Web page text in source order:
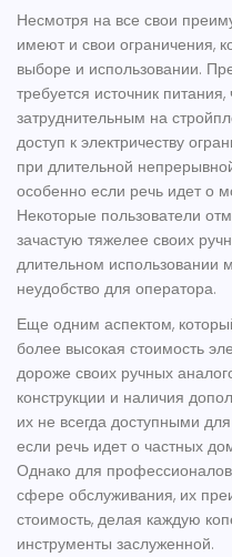
Несмотря на все свои
имеют и свои ограничения,
выборе и использовании.
требуется источник
затруднительным на
доступ к электричеству
при длительной
особенно если речь идет о
Некоторые пользователи
зачастую тяжелее своих
длительном использовании
неудобство для оператора.
Еще одним аспектом,
более высокая стоимость
дороже своих ручных
конструкции и наличия
их не всегда доступными
если речь идет о частных
Однако для
сфере обслуживания, их
стоимость, делая каждую
инструменты заслуженной.